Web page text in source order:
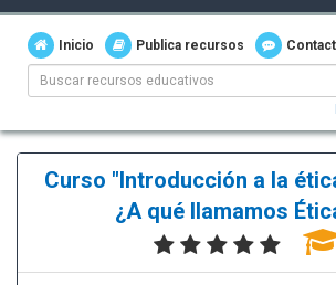
Inicio Publica recursos
Curso "Introducción a la
¿A qué llamamos